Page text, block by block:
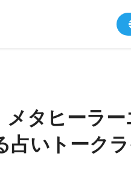
タヒーラ
占いトーク